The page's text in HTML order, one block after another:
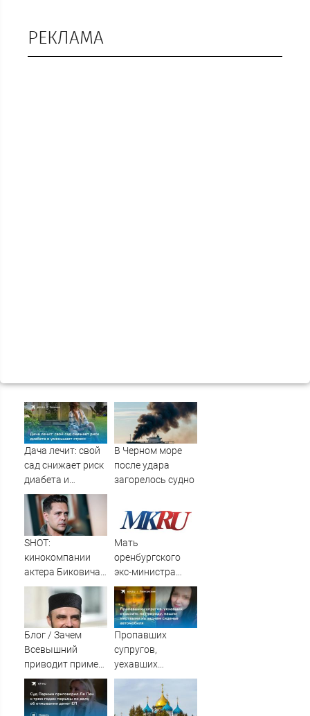
РЕКЛАМА
Дача лечит: свой
сад снижает риск
диабета и
уменьшает стресс
В Черном море
после удара
загорелось судно
SHOT:
кинокомпании
актера Биковича
грозит закрытие
из-за возможного
банкротства
Мать
оренбургского
экс-министра
Оренбуржья
может сесть на 10
лет
Блог / Зачем
Всевышний
приводит пример
комара? - Фаиз
Мухамедшин /
Сусанин
Пропавших
супругов,
уехавших
отдыхать на
природу, нашли
мертвыми на